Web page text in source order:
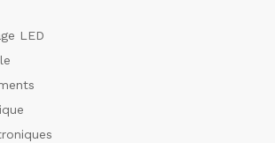
LED